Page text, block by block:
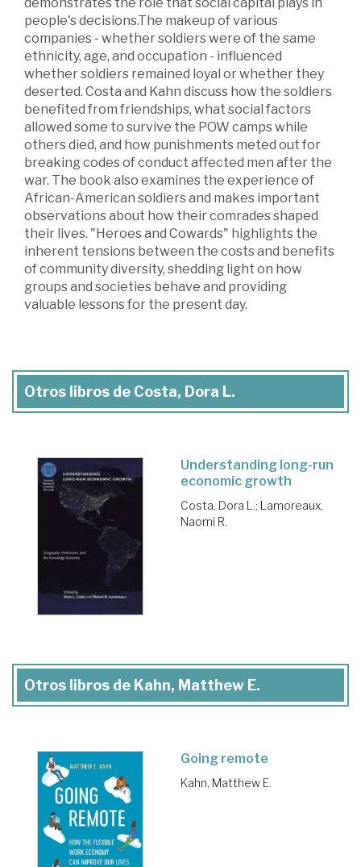
people's decisions.The makeup of various
companies - whether soldiers were of the same
ethnicity, age, and occupation - influenced
whether soldiers remained loyal or whether they
deserted. Costa and Kahn discuss how the soldiers
benefited from friendships, what social factors
allowed some to survive the POW camps while
others died, and how punishments meted out for
breaking codes of conduct affected men after the
war. The book also examines the experience of
African-American soldiers and makes important
observations about how their comrades shaped
their lives. "Heroes and Cowards" highlights the
inherent tensions between the costs and benefits
of community diversity, shedding light on how
groups and societies behave and providing
valuable lessons for the present day.
Otros libros de Costa, Dora L.
Understanding long-run
economic growth
Costa, Dora L.; Lamoreaux,
Naomi R.
Otros libros de Kahn, Matthew E.
Going remote
Kahn, Matthew E.